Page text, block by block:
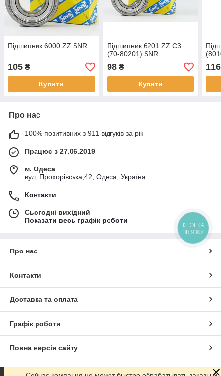
Підшипник 6000 ZZ SNR
105 ₴
Купити
Підшипник 6201 ZZ C3
(70-80201) SNR
98₴
Купити
116
Про нас
100% позитивних з 911 відгуків за рік
Працює з 27.06.2019
м. Одеса
вул. Прохорівська,42, Одеса, Україна
Контакти
Сьогодні вихідний
Показати весь графік роботи
Про нас
Контакти
Доставка та оплата
Графік роботи
Повна версія сайту
Сайт створено на маркетплейсі Prom.ua
КНОПКА
ЗВ'ЯЗКУ